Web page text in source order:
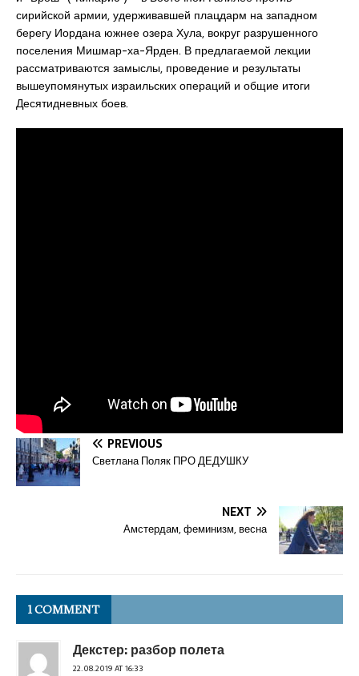
сирийской армии, удерживавшей плацдарм на западном
берегу Иордана южнее озера Хула, вокруг разрушенного
поселения Мишмар-ха-Ярден. В предлагаемой лекции
рассматриваются замыслы, проведение и результаты
вышеупомянутых израильских операций и общие итоги
Десятидневных боев.
PREVIOUS
Светлана Поляк ПРО ДЕДУШКУ
NEXT
Амстердам, феминизм, весна
1 COMMENT
Декстер: разбор полета
22.08.2019 AT 16:33